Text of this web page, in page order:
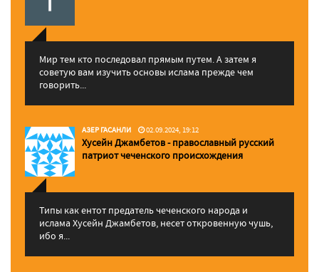
Мир тем кто последовал прямым путем. А затем я
советую вам изучить основы ислама прежде чем
говорить...
АЗЕР ГАСАНЛИ 02.09.2024, 19:12
Хусейн Джамбетов - православный русский
патриот чеченского происхождения
Типы как ентот предатель чеченского народа и
ислама Хусейн Джамбетов, несет откровенную чушь,
ибо я...